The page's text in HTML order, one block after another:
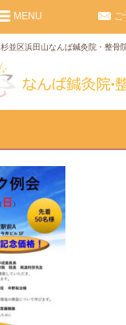
杉並区浜田山なんば鍼灸院・整骨
ご
MENU